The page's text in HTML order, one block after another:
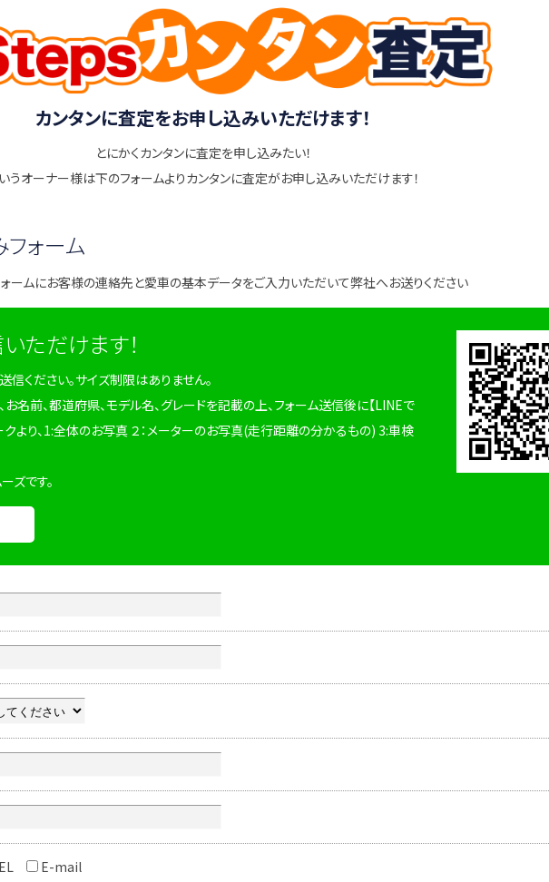
カンタンに査定をお申し込みいただけます！
とにかくカンタンに査定を申し込みたい！
うオーナー様は下のフォームよりカンタンに査定がお申し込みいただけます！
ォーム
ームにお客様の連絡先と愛車の基本データをご入力いただいて弊社へお送りください
ただけます！
ください。サイズ制限はありません。
名前、都道府県、モデル名、グレードを記載の上、フォーム送信後に【LINEで
クより、1:全体のお写真 ２：メーターのお写真(走行距離の分かるもの) 3:車検
ズです。
E-mail